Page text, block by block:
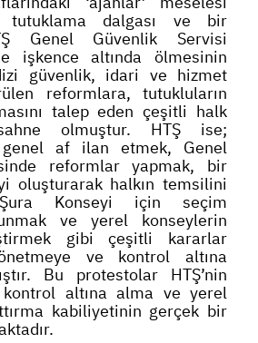
dalgası ve bir
Genel Güvenlik Servisi
işkence altında ölmesinin
güvenlik, idari ve hizmet
reformlara, tutukluların
talep eden çeşitli halk
olmuştur. HTŞ ise;
af ilan etmek, Genel
reformlar yapmak, bir
oluşturarak halkın temsilini
Konseyi için seçim
ve yerel konseylerin
gibi çeşitli kararlar
ve kontrol altına
Bu protestolar HTŞ’nin
altına alma ve yerel
kabiliyetinin gerçek bir